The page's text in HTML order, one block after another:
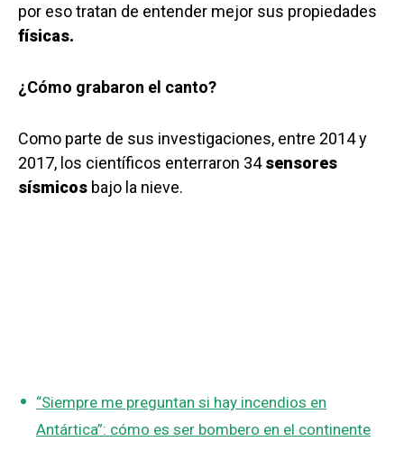
por eso tratan de entender mejor sus propiedades
físicas.
¿Cómo grabaron el canto?
Como parte de sus investigaciones, entre 2014 y
2017, los científicos enterraron 34sensores
sísmicos bajo la nieve.
“Siempre me preguntan si hay incendios en
Antártica”: cómo es ser bombero en el continente